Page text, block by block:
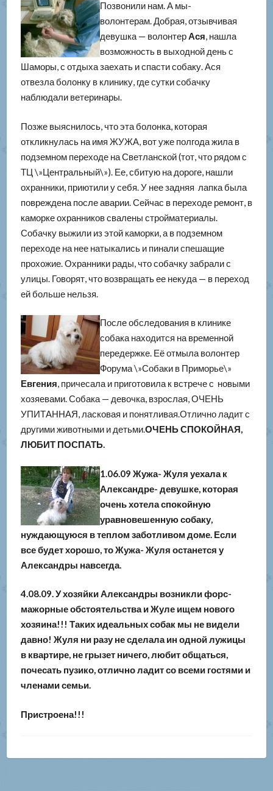
Позвонили нам. А мы-
волонтерам. Добрая, отзывчивая
девушка — волонтерАся, нашла
возможность в выходной день с
Шаморы, с отдыха заехать и спасти собаку. Ася
отвезла болонку в клинику, где сутки собачку
наблюдали ветеринары.
Позже выяснилось, что эта болонка, которая
откликнулась на имя ЖУЖА, вот уже полгода жила в
подземном переходе на Светланской (тот, что рядом с
ТЦ \»Центральный\»). Ее, сбитую на дороге, нашли
охранники, приютили у себя. У нее задняя лапка была
повреждена после аварии. Сейчас в переходе ремонт, в
каморке охранников свалены стройматериалы.
Собачку выжили из этой каморки, а в подземном
переходе на нее натыкались и пинали спешащие
прохожие. Охранники рады, что собачку забрали с
улицы. Говорят, что возвращать ее некуда — в переход
ей больше нельзя.
После обследования в клинике
собака находится на временной
передержке. Её отмыла волонтер
Форума \»Собаки в Приморье\»
Евгения, причесала и приготовила к встрече с новыми
хозяевами. Собака — девочка, взрослая, ОЧЕНЬ
УПИТАННАЯ, ласковая и понятливая.Отлично ладит с
другими животными и детьми.ОЧЕНЬ СПОКОЙНАЯ,
ЛЮБИТ ПОСПАТЬ.
1.06.09 Жужа- Жуля уехала к
Александре- девушке, которая
очень хотела спокойную
уравновешенную собаку,
нуждающуюся в теплом заботливом доме. Если
все будет хорошо, то Жужа- Жуля останется у
Александры навсегда.
4.08.09. У хозяйки Александры возникли форс-
мажорные обстоятельства и Жуле ищем нового
хозяина!!! Таких идеальных собак мы не видели
давно! Жуля ни разу не сделала ин одной лужицы
в квартире, не грызет ничего, любит общаться,
почесать пузико, отлично ладит со всеми гостями и
членами семьи.
Пристроена!!!